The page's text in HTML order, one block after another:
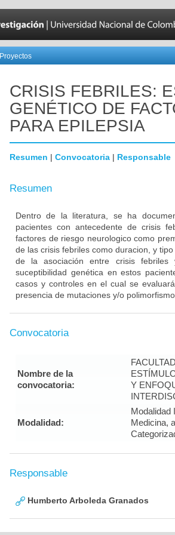
Proyectos
CRISIS FEBRILES:
GENÉTICO DE
PARA EPILEPSIA
Resumen | Convocatoria | Responsable
Resumen
Dentro de la literatura, se ha
pacientes con antecedente de crisis
factores de riesgo neurologico como
de las crisis febriles como duracion, y
de la asociación entre crisis
suceptibilidad genética en estos
casos y controles en el cual se
presencia de mutaciones y/o
Convocatoria
Nombre de la
convocatoria:
Y
Modalidad:
Modalidad
Medicina,
Responsable
Humberto Arboleda Granados